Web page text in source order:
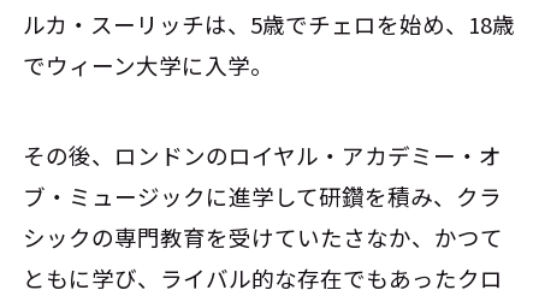
ルカ・スーリッチは、5歳でチェロを始め、18歳
でウィーン大学に入学。
その後、ロンドンのロイヤル・アカデミー・オ
ブ・ミュージックに進学して研鑽を積み、クラ
シックの専門教育を受けていたさなか、かつて
ともに学び、ライバル的な存在でもあったクロ